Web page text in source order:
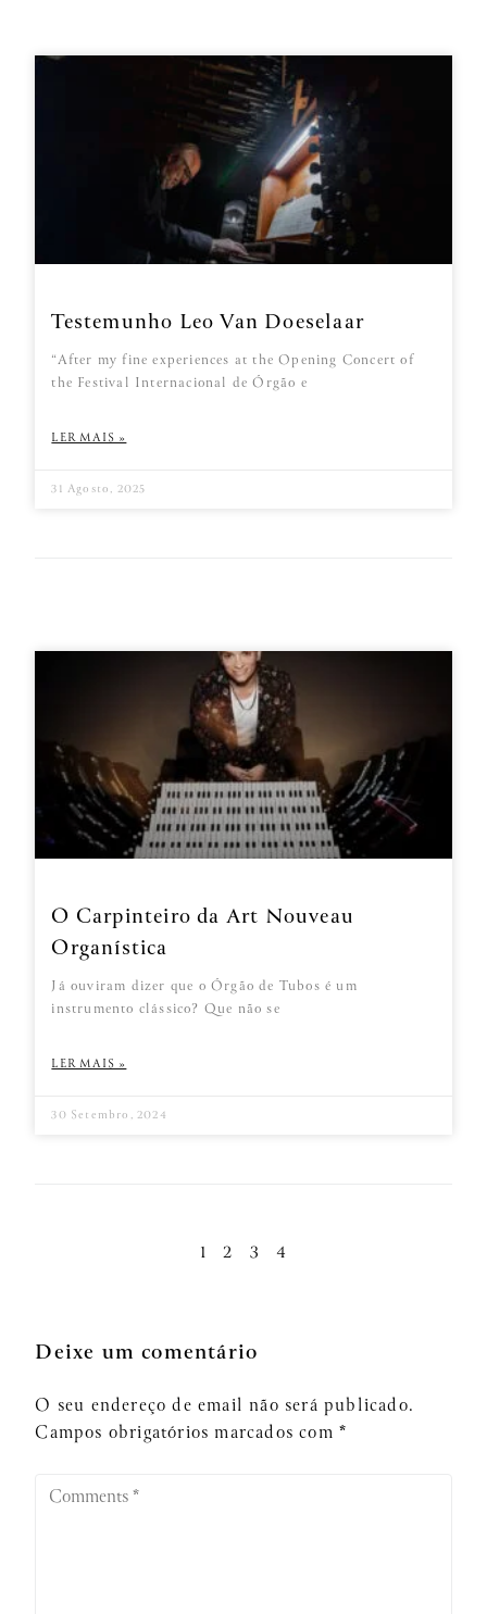
Testemunho Leo Van Doeselaar
“After my fine experiences at the Opening Concert of
the Festival Internacional de Órgão e
LER MAIS »
31 Agosto, 2025
O Carpinteiro da Art Nouveau
Organística
Já ouviram dizer que o Órgão de Tubos é um
instrumento clássico? Que não se
LER MAIS »
30 Setembro, 2024
1 2 3 4
Deixe um comentário
O seu endereço de email não será publicado.
Campos obrigatórios marcados com *